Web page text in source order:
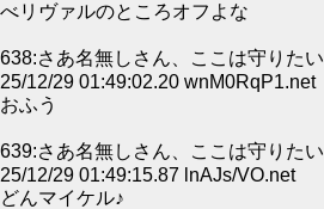
べリヴァルのところオフよな
638:さあ名無しさん、ここは守りたい
25/12/29 01:49:02.20 wnM0RqP1.net
おふう
639:さあ名無しさん、ここは守りたい
25/12/29 01:49:15.87 lnAJs/VO.net
どんマイケル♪